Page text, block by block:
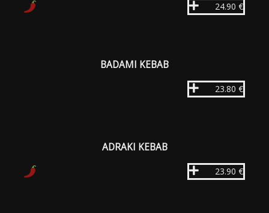
24.90 €
BADAMI KEBAB
23.80 €
ADRAKI KEBAB
23.90 €